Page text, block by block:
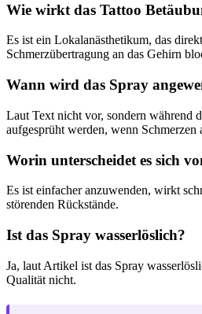
Wie wirkt das Tattoo
Es ist ein Lokalanästhetikum, das
Schmerzübertragung an das Gehirn
Wann wird das Spray
Laut Text nicht vor, sondern während
aufgesprüht werden, wenn Schmerzen
Worin unterscheidet es sich
Es ist einfacher anzuwenden, wirkt
störenden Rückstände.
Ist das Spray wasserlöslich?
Ja, laut Artikel ist das Spray
Qualität nicht.